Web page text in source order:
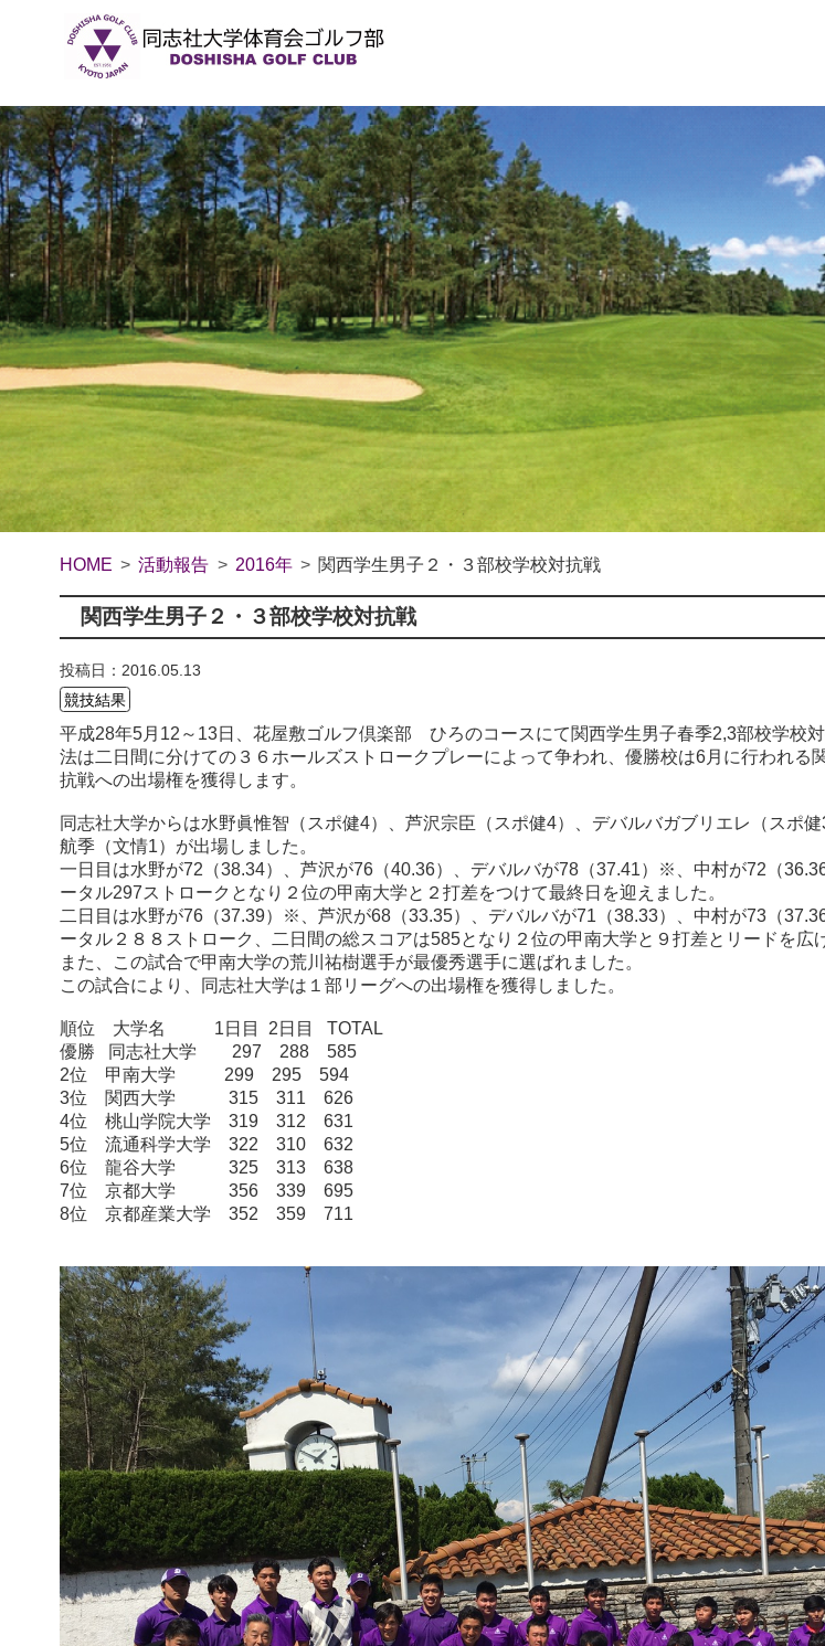
HOME 活動報告 2016年 関西学生男子２・３部校学校対抗戦
関西学生男子２・３部校学校対抗戦
投稿日：2016.05.13
競技結果
平成28年5月12～13日、花屋敷ゴルフ倶楽部 ひろのコースにて関西学生男子春季2,3部校学校
法は二日間に分けての３６ホールズストロークプレーによって争われ、優勝校は6月に行われる
抗戦への出場権を獲得します。
同志社大学からは水野眞惟智（スポ健4）、芦沢宗臣（スポ健4）、デバルバガブリエレ（スポ
航季（文情1）が出場しました。
一日目は水野が72（38.34）、芦沢が76（40.36）、デバルバが78 （37.41）※、中村が72（
ータル297ストロークとなり２位の甲南大学と２打差をつけて最終日 を迎えました 。
二日目は水野が76（37.39）※、芦沢が68（33.35）、デバルバが71（38.33）、中村が73（
ータル２８８ストローク、二日間の総スコアは585となり２位の甲南大学と９打差とリードを広
また、この試合で甲南大学の荒川祐樹選手が最優秀選手に選ばれました。
この試合により、同志社大学は１部リーグへの出場権を獲得しました。
順位 大学名 1日目 2日目 TOTAL
優勝 同志社大学 297 288 585
2位 甲南大学 299 295 594
3位 関西大学 315 311 626
4位 桃山学院大学 319 312 631
5位 流通科学大学 322 310 632
6位 龍谷大学 325 313 638
7位 京都大学 356 339 695
8位 京都産業大学 352 359 711